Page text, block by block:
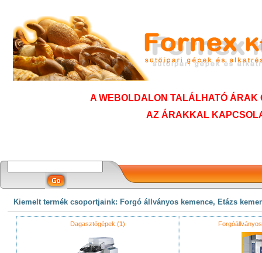
A WEBOLDALON TALÁLHATÓ
AZ ÁRAKKAL
Kiemelt termék csoportjaink: Forgó állványos kemence, Etázs
Dagasztógépek (1)